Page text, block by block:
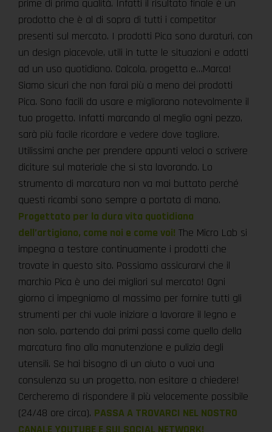
prime di prima qualità. Infatti il risultato finale è un
prodotto che è al di sopra di tutti i competitor
presenti sul mercato. I prodotti Pica sono duraturi, con
un design piacevole, utili in tutte le situazioni e adatti
ad un uso quotidiano. Calcola, progetta e…Marca!
Siamo sicuri che non farai più a meno dei prodotti
Pica. Sono facili da usare e migliorano notevolmente il
tuo progetto. Infatti marcando al meglio ogni pezzo,
sarà più facile ricordare e vedere dove tagliare.
Utilissimi anche per prendere appunti veloci o scrivere
diciture sul materiale che si sta lavorando. Lo
strumento di marcatura non va mai buttato perché
questi ricambi sono sempre a portata di mano.
Progettato per la dura vita quotidiana
dell’artigiano, come noi e come voi! The Micro Lab si
impegna a testare continuamente i prodotti che
trovate in questo sito. Possiamo assicurarvi che il
marchio Pica è uno dei migliori sul mercato! Ogni
giorno ci impegniamo al massimo per fornire tutti gli
strumenti per chi vuole iniziare a lavorare il legno e
non solo, partendo dai primi passi come quello della
marcatura fino alla manutenzione e pulizia degli
utensili. Se hai bisogno di un aiuto o vuoi una
consulenza su un progetto, non esitare a chiedere!
Cercheremo di rispondere il più velocemente possibile
(24/48 ore circa). PASSA A TROVARCI NEL NOSTRO
CANALE YOUTUBE E SUI SOCIAL NETWORK!